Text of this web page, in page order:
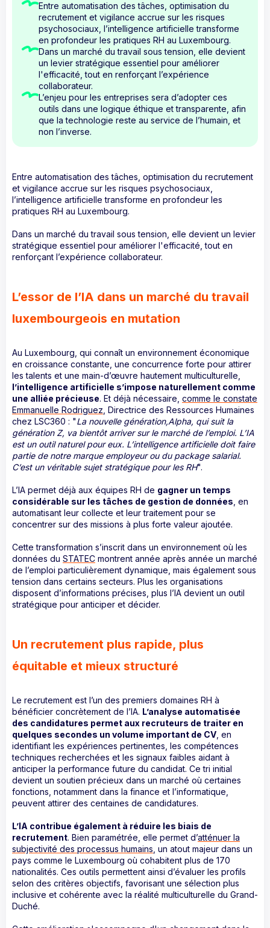
Entre automatisation des tâches, optimisation du
recrutement et vigilance accrue sur les risques
psychosociaux, l’intelligence artificielle transforme
en profondeur les pratiques RH au Luxembourg.
Dans un marché du travail sous tension, elle devient
un levier stratégique essentiel pour améliorer
l'efficacité, tout en renforçant l’expérience
collaborateur.
L’enjeu pour les entreprises sera d’adopter ces
outils dans une logique éthique et transparente, afin
que la technologie reste au service de l’humain, et
non l’inverse.
Entre automatisation des tâches, optimisation du recrutement
et vigilance accrue sur les risques psychosociaux,
l’intelligence artificielle transforme en profondeur les
pratiques RH au Luxembourg.
Dans un marché du travail sous tension, elle devient un levier
stratégique essentiel pour améliorer l'efficacité, tout en
renforçant l’expérience collaborateur.
L’essor de l’IA dans un marché du travail
luxembourgeois en mutation
Au Luxembourg, qui connaît un environnement économique
en croissance constante, une concurrence forte pour attirer
les talents et une main-d’œuvre hautement multiculturelle,
l’intelligence artificielle s’impose naturellement comme
une alliée précieuse. Et déjà nécessaire, comme le constate
Emmanuelle Rodriguez, Directrice des Ressources Humaines
chez LSC360 : "La nouvelle génération,Alpha, qui suit la
génération Z, va bientôt arriver sur le marché de l’emploi. L’IA
est un outil naturel pour eux. L’intelligence artificielle doit faire
partie de notre marque employeur ou du package salarial.
C’est un véritable sujet stratégique pour les RH".
L’IA permet déjà aux équipes RH de gagner un temps
considérable sur les tâches de gestion de données, en
automatisant leur collecte et leur traitement pour se
concentrer sur des missions à plus forte valeur ajoutée.
Cette transformation s’inscrit dans un environnement où les
données du STATEC montrent année après année un marché
de l’emploi particulièrement dynamique, mais également sous
tension dans certains secteurs. Plus les organisations
disposent d’informations précises, plus l’IA devient un outil
stratégique pour anticiper et décider.
Un recrutement plus rapide, plus
équitable et mieux structuré
Le recrutement est l’un des premiers domaines RH à
bénéficier concrètement de l’IA. L’analyse automatisée
des candidatures permet aux recruteurs de traiter en
quelques secondes un volume important de CV, en
identifiant les expériences pertinentes, les compétences
techniques recherchées et les signaux faibles aidant à
anticiper la performance future du candidat. Ce tri initial
devient un soutien précieux dans un marché où certaines
fonctions, notamment dans la finance et l’informatique,
peuvent attirer des centaines de candidatures.
L’IA contribue également à réduire les biais de
recrutement. Bien paramétrée, elle permet d’atténuer la
subjectivité des processus humains, un atout majeur dans un
pays comme le Luxembourg où cohabitent plus de 170
nationalités. Ces outils permettent ainsi d’évaluer les profils
selon des critères objectifs, favorisant une sélection plus
inclusive et cohérente avec la réalité multiculturelle du Grand-
Duché.